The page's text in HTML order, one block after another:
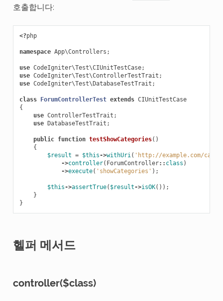
호출합니다:
<?php
namespace App\Controllers ;
use CodeIgniter\Test\CIUnitTestCase;
use CodeIgniter\Test\ControllerTestTrait ;
use CodeIgniter\Test\DatabaseTestTrait ;
class ForumControllerTest extends CIUnitTestCase
{
use ControllerTestTrait ;
use DatabaseTestTrait ;
public function testShowCategories()
{
$result = $this->withUri( 'http://example.com/
->controller( ForumController:: class )
->execute( 'showCategories' );
$this->assertTrue( $result->isOK());
}
}
헬퍼 메서드
controller($class)